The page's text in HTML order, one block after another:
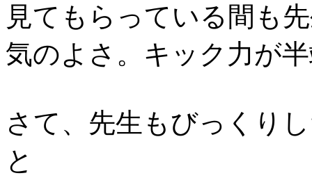
見てもらっている間も
気のよさ。キック力が
さて、先生もびっくり
と